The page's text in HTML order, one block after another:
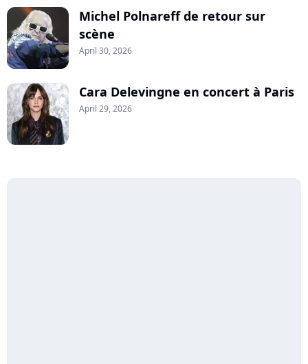
Michel Polnareff de retour sur
scène
April 30, 2026
Cara Delevingne en concert à Paris
April 29, 2026